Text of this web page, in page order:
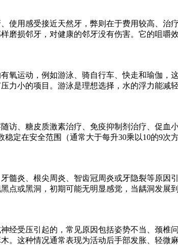
使用感受接近天然牙，弊则在于费用较高、
磨损邻牙，对健康的邻牙没有伤害。它的咀
氧运动，例如游泳、骑自行车、快走和瑜伽
力小的项目。游泳是理想选择，水的浮力能
访、糖皮质激素治疗、免疫抑制剂治疗、促
定在安全范围（通常大于每升30乘以10的9
髓炎、根尖周炎、智齿冠周炎或牙隐裂等原
点或黑洞，初期可能无明显感觉，当龋洞发
经受压引起的，常见原因包括姿势不当、颈
。这种情况通常表现为活动后手部发胀、轻